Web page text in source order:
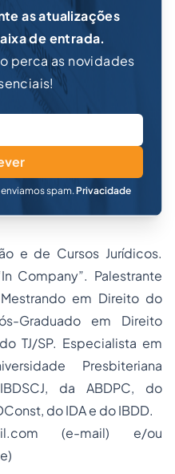
as atualizações
de entrada.
perca as novidades
spam. Privacidade
e de Cursos Jurídicos.
Company”. Palestrante
em Direito do
Graduado em Direito
TJ/SP. Especialista em
Presbiteriana
da ABDPC, do
do IDA e do IBDD.
(e-mail) e/ou